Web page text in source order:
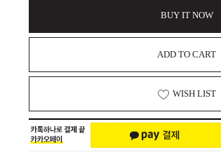
BUY IT NOW
ADD TO CART
WISH LIST